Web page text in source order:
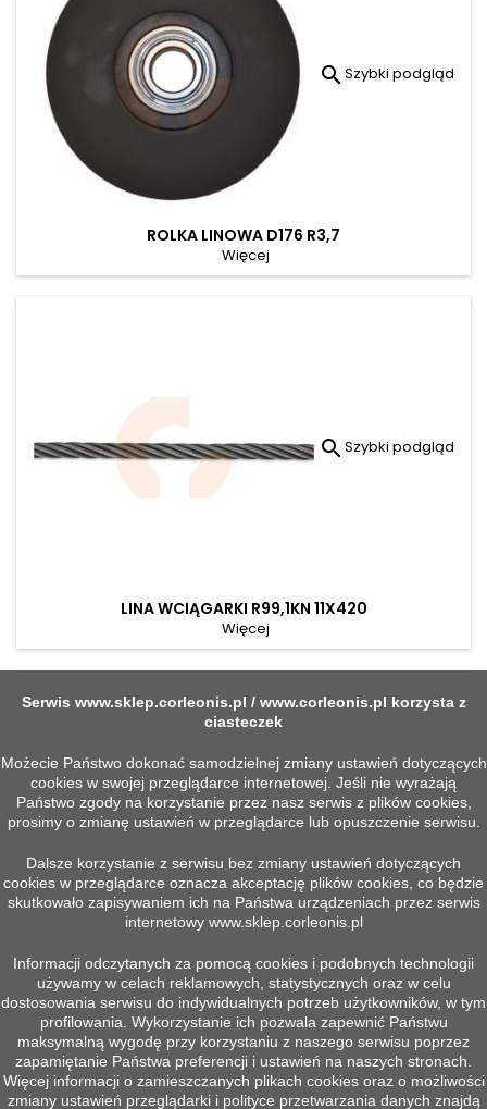
 Szybki podgląd
ROLKA LINOWA D176 R3,7
Więcej
 Szybki podgląd
LINA WCIĄGARKI R99,1KN 11X420
Więcej
Szybki podgląd
LINA WODZAKA KRÓTKA R38,5KN 7X80 Z
Więcej
POWRÓT DO GÓRY 
Serwis www.sklep.corleonis.pl / www.corleonis.pl korzysta z
ciasteczek
Możecie Państwo dokonać samodzielnej zmiany ustawień dotyczących
cookies w swojej przeglądarce internetowej. Jeśli nie wyrażają
Państwo zgody na korzystanie przez nasz serwis z plików cookies,
prosimy o zmianę ustawień w przeglądarce lub opuszczenie serwisu.
Dalsze korzystanie z serwisu bez zmiany ustawień dotyczących
cookies w przeglądarce oznacza akceptację plików cookies, co będzie
skutkowało zapisywaniem ich na Państwa urządzeniach przez serwis
internetowy www.sklep.corleonis.pl
Informacji odczytanych za pomocą cookies i podobnych technologii
używamy w celach reklamowych, statystycznych oraz w celu
dostosowania serwisu do indywidualnych potrzeb użytkowników, w tym
profilowania. Wykorzystanie ich pozwala zapewnić Państwu
maksymalną wygodę przy korzystaniu z naszego serwisu poprzez
zapamiętanie Państwa preferencji i ustawień na naszych stronach.
Więcej informacji o zamieszczanych plikach cookies oraz o możliwości
zmiany ustawień przeglądarki i polityce przetwarzania danych znajdą